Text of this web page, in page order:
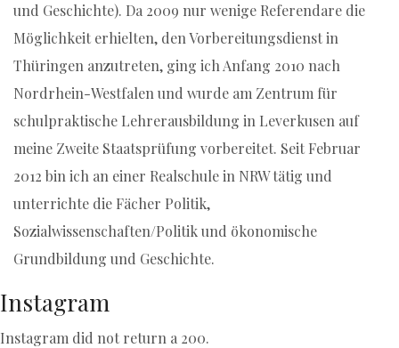
und Geschichte). Da 2009 nur wenige Referendare die
Möglichkeit erhielten, den Vorbereitungsdienst in
Thüringen anzutreten, ging ich Anfang 2010 nach
Nordrhein-Westfalen und wurde am Zentrum für
schulpraktische Lehrerausbildung in Leverkusen auf
meine Zweite Staatsprüfung vorbereitet. Seit Februar
2012 bin ich an einer Realschule in NRW tätig und
unterrichte die Fächer Politik,
Sozialwissenschaften/Politik und ökonomische
Grundbildung und Geschichte.
Instagram
Instagram did not return a 200.